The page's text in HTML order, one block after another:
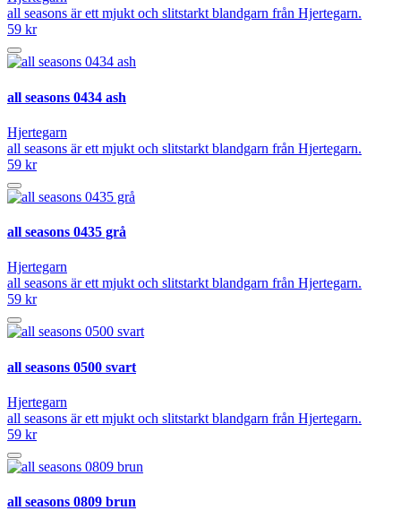
all seasons är ett mjukt och slitstarkt blandgarn från Hjertegarn.
59 kr
all seasons 0434 ash
Hjertegarn
all seasons är ett mjukt och slitstarkt blandgarn från Hjertegarn.
59 kr
all seasons 0435 grå
Hjertegarn
all seasons är ett mjukt och slitstarkt blandgarn från Hjertegarn.
59 kr
all seasons 0500 svart
Hjertegarn
all seasons är ett mjukt och slitstarkt blandgarn från Hjertegarn.
59 kr
all seasons 0809 brun